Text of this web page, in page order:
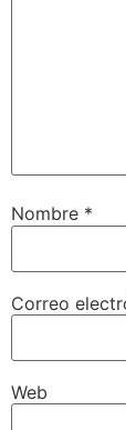
Nombre *
Correo
Web